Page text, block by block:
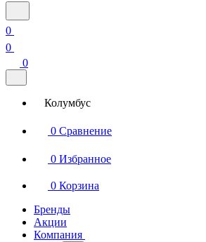
0
0
0
Колумбус
0 Сравнение
0 Избранное
0 Корзина
Бренды
Акции
Компания